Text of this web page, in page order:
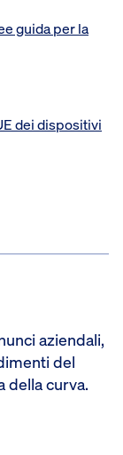
guida per la
dei dispositivi
aziendali,
del
della curva.